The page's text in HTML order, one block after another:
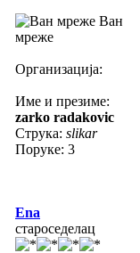
Ван
мреже
Организација:
Име и презиме:
zarko radakovic
Струка: slikar
Поруке: 3
Ena
староседелац